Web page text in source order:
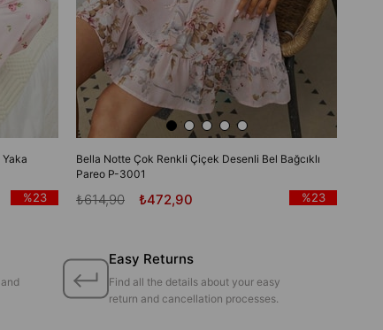
%23
Bella Notte Çok Renkli Çiçek Desenli Bel Bağcıklı
Pareo P-3001
₺472,90
₺614,90 %23
Easy Returns
Find all the details about your easy
return and cancellation processes.